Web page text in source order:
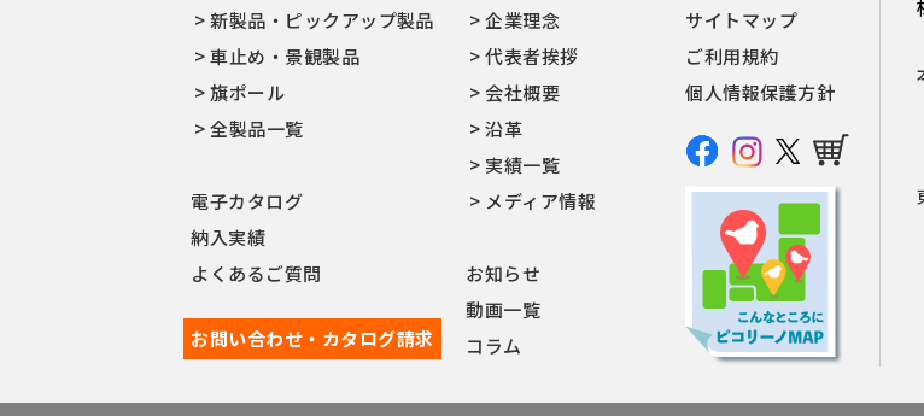
新製品・ピックアップ製品
車止め・景観製品
旗ポール
全製品一覧
電子カタログ
納入実績
よくあるご質問
お問い合わせ・カタログ請求
企業理念
代表者挨拶
会社概要
沿革
実績一覧
メディア情報
お知らせ
動画一覧
コラム
サイトマップ
ご利用規約
個人情報保護方針